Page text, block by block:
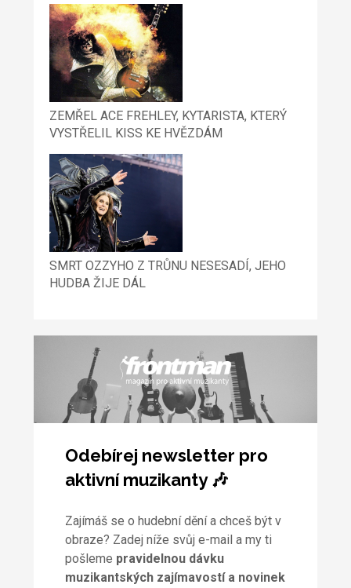
ZEMŘEL ACE FREHLEY, KYTARISTA, KTERÝ
VYSTŘELIL KISS KE HVĚZDÁM
SMRT OZZYHO Z TRŮNU NESESADÍ, JEHO
HUDBA ŽIJE DÁL
Odebírej newsletter pro
aktivní muzikanty 🎶
Zajímáš se o hudební dění a chceš být v
obraze? Zadej níže svůj e-mail a my ti
pošleme pravidelnou dávku
muzikantských zajímavostí a novinek